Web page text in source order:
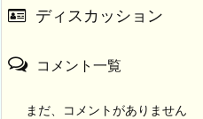
ディスカッション
コメント一覧
まだ、コメントがありません